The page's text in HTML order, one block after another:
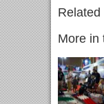
More in